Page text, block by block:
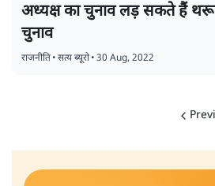
अध्यक्ष का चुनाव लड़ सकते हैं
चुनाव
राजनीति•सत्य ब्यूरो•30 Aug, 2022